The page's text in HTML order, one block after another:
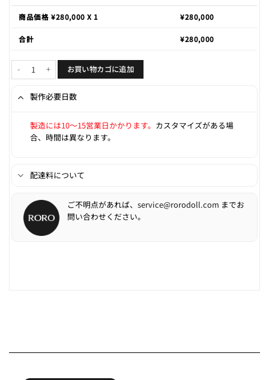
商品価格 ¥280,000 X 1 ¥280,000
合計 ¥280,000
Megan 166cm F-cup個お買い物カゴに追加
製作必要日数
製造には10〜15営業日かかります。 カスタマイズがある場
合、時間は異なります。
配達料について
ご不明点があれば、 service@rorodoll.com までお
問い合わせください。